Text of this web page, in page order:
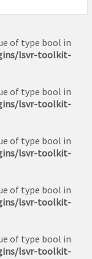
of type bool in
lsvr-toolkit-
of type bool in
lsvr-toolkit-
of type bool in
lsvr-toolkit-
of type bool in
lsvr-toolkit-
of type bool in
lsvr-toolkit-